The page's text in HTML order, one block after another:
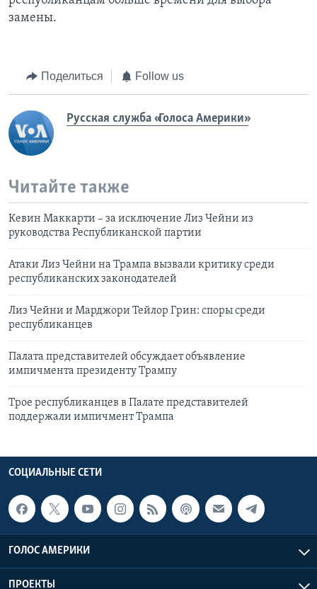
замены.
Поделиться Follow us
Русская служба «Голоса Америки»
Читайте также
Кевин Маккарти – за исключение Лиз Чейни из
руководства Республиканской партии
Атаки Лиз Чейни на Трампа вызвали критику среди
республиканских законодателей
Лиз Чейни и Марджори Тейлор Грин: споры среди
республиканцев
Палата представителей обсуждает объявление
импичмента президенту Трампу
Трое республиканцев в Палате представителей
поддержали импичмент Трампа
СОЦИАЛЬНЫЕ СЕТИ
ГОЛОС АМЕРИКИ
ПРОЕКТЫ